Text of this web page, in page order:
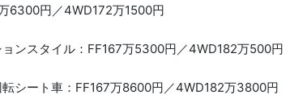
6300円／4WD172万1500円
ョンスタイル：FF167万5300円／4WD182万500円
転シート車：FF167万8600円／4WD182万3800円